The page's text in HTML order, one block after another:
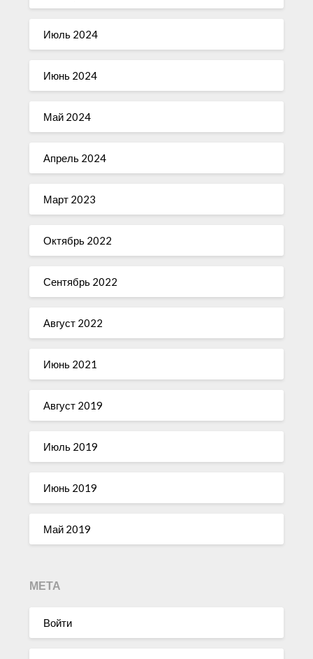
Июль 2024
Июнь 2024
Май 2024
Апрель 2024
Март 2023
Октябрь 2022
Сентябрь 2022
Август 2022
Июнь 2021
Август 2019
Июль 2019
Июнь 2019
Май 2019
МЕТА
Войти